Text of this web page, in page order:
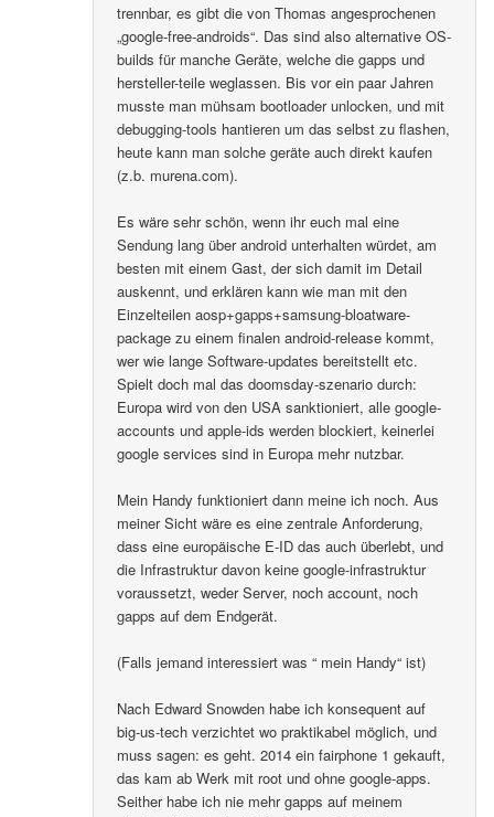
trennbar, es gibt die von Thomas angesprochenen
„google-free-androids“. Das sind also alternative OS-
builds für manche Geräte, welche die gapps und
hersteller-teile weglassen. Bis vor ein paar Jahren
musste man mühsam bootloader unlocken, und mit
debugging-tools hantieren um das selbst zu flashen,
heute kann man solche geräte auch direkt kaufen
(z.b. murena.com).
Es wäre sehr schön, wenn ihr euch mal eine
Sendung lang über android unterhalten würdet, am
besten mit einem Gast, der sich damit im Detail
auskennt, und erklären kann wie man mit den
Einzelteilen aosp+gapps+samsung-bloatware-
package zu einem finalen android-release kommt,
wer wie lange Software-updates bereitstellt etc.
Spielt doch mal das doomsday-szenario durch:
Europa wird von den USA sanktioniert, alle google-
accounts und apple-ids werden blockiert, keinerlei
google services sind in Europa mehr nutzbar.
Mein Handy funktioniert dann meine ich noch. Aus
meiner Sicht wäre es eine zentrale Anforderung,
dass eine europäische E-ID das auch überlebt, und
die Infrastruktur davon keine google-infrastruktur
voraussetzt, weder Server, noch account, noch
gapps auf dem Endgerät.
(Falls jemand interessiert was “ mein Handy“ ist)
Nach Edward Snowden habe ich konsequent auf
big-us-tech verzichtet wo praktikabel möglich, und
muss sagen: es geht. 2014 ein fairphone 1 gekauft,
das kam ab Werk mit root und ohne google-apps.
Seither habe ich nie mehr gapps auf meinem